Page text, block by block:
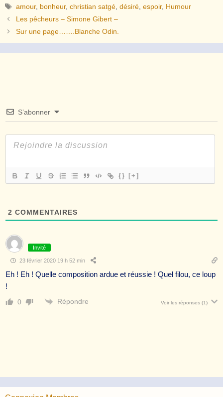
Étiquettes
amour, bonheur,christian satgé ,désiré ,espoir, Humour
Les pêcheurs – Simone Gibert –
Sur une page…….Blanche Odin.
S’abonner
{} [+]
2 COMMENTAIRES
Invité
23 février 2020 19 h 52 min
Eh ! Eh ! Quelle composition ardue et réussie ! Quel filou, ce loup
!
0 Répondre Voir les réponses (1)